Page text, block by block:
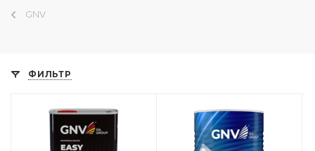
GNV
ФИЛЬТР